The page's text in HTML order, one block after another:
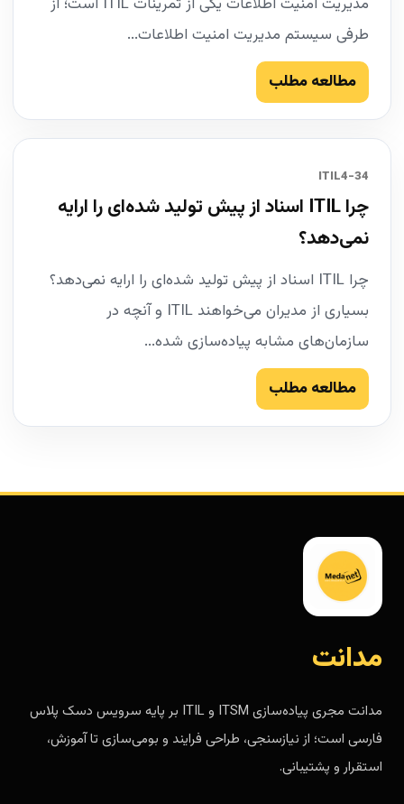
طرفی سیستم مدیریت امنیت اطلاعات...
مطالعه مطلب
34-ITIL4
چرا ITIL اسناد از پیش تولید شده‌ای را ارایه
نمی‌دهد؟
چرا ITIL اسناد از پیش تولید شده‌ای را ارایه نمی‌دهد؟
بسیاری از مدیران می‌خواهند ITIL و آنچه در
سازمان‌های مشابه پیاده‌سازی شده...
مطالعه مطلب
مدانت
مدانت مجری پیاده‌سازی ITSM و ITIL بر پایه سرویس دسک پلاس
فارسی است؛ از نیازسنجی، طراحی فرایند و بومی‌سازی تا آموزش،
استقرار و پشتیبانی.